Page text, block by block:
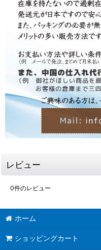
レビュー
0件のレビュー
ホーム
ショッピングカート